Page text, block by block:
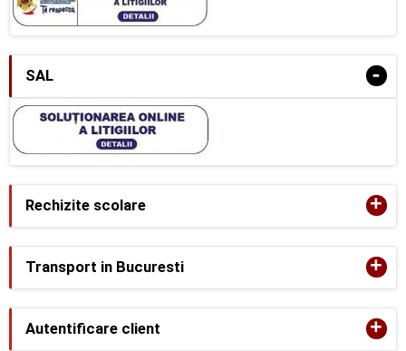
SAL -
Rechizite scolare +
Transport in Bucuresti +
Autentificare client +